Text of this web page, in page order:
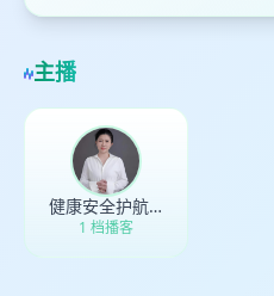
主播
健康安全护航员果果
1 档播客